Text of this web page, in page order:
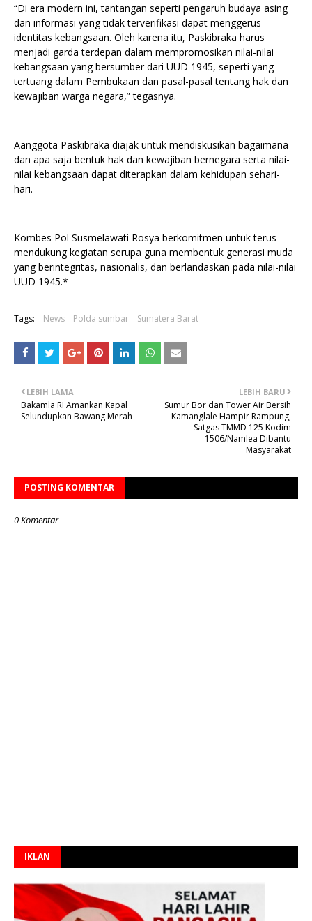
“Di era modern ini, tantangan seperti pengaruh budaya asing
dan informasi yang tidak terverifikasi dapat menggerus
identitas kebangsaan. Oleh karena itu, Paskibraka harus
menjadi garda terdepan dalam mempromosikan nilai-nilai
kebangsaan yang bersumber dari UUD 1945, seperti yang
tertuang dalam Pembukaan dan pasal-pasal tentang hak dan
kewajiban warga negara,” tegasnya.
Aanggota Paskibraka diajak untuk mendiskusikan bagaimana
dan apa saja bentuk hak dan kewajiban bernegara serta nilai-
nilai kebangsaan dapat diterapkan dalam kehidupan sehari-
hari.
Kombes Pol Susmelawati Rosya berkomitmen untuk terus
mendukung kegiatan serupa guna membentuk generasi muda
yang berintegritas, nasionalis, dan berlandaskan pada nilai-nilai
UUD 1945.*
Tags: News Polda sumbar Sumatera Barat
LEBIH BARU
Sumur Bor dan Tower Air Bersih
Kamanglale Hampir Rampung,
Satgas TMMD 125 Kodim
1506/Namlea Dibantu
Masyarakat
LEBIH LAMA
Bakamla RI Amankan Kapal
Selundupkan Bawang Merah
POSTING KOMENTAR
0 Komentar
IKLAN